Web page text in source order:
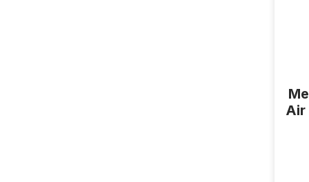
Air